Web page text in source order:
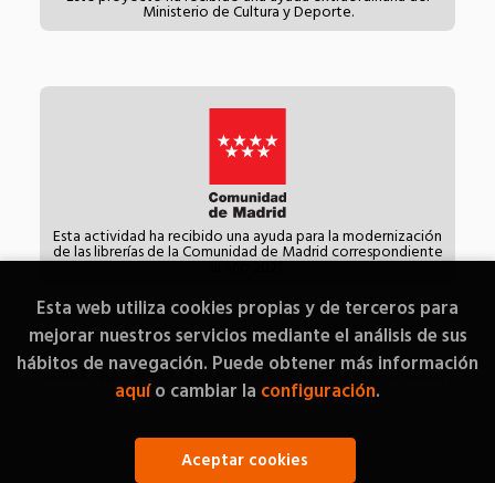
Ministerio de Cultura y Deporte.
Esta actividad ha recibido una ayuda para la modernización
de las librerías de la Comunidad de Madrid correspondiente
al año 2021.
2026 ©Librería Diógenes. Todos los Derechos Reservados |
Grupo Trevenque
Esta web utiliza cookies propias y de terceros para
mejorar nuestros servicios mediante el análisis de sus
hábitos de navegación. Puede obtener más información
aquío cambiar la configuración.
Aceptar cookies